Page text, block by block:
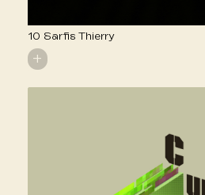
10 Sarfis Thierry
+